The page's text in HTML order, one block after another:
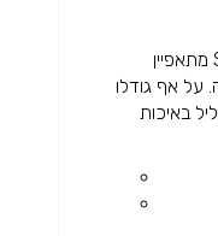
רמקול SuperStar S300 מתאפיין
על אף גודלו
באיכות